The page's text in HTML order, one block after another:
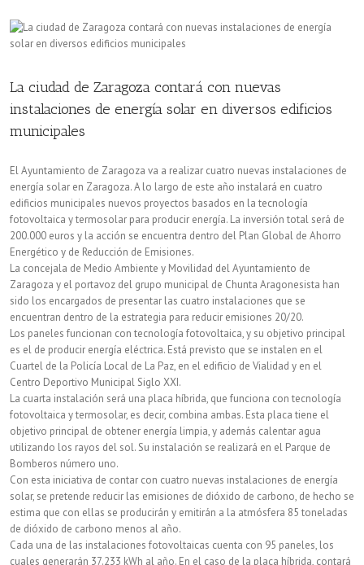
reducir
utilizando
energía
en
los
edificios
de
Zaragoza
La ciudad de Zaragoza contará con nuevas
instalaciones de energía solar en diversos edificios
municipales
El Ayuntamiento de Zaragoza va a realizar cuatro nuevas instalaciones de
energía solar en Zaragoza. A lo largo de este año instalará en cuatro
edificios municipales nuevos proyectos basados en la tecnología
fotovoltaica y termosolar para producir energía. La inversión total será de
200.000 euros y la acción se encuentra dentro del Plan Global de Ahorro
Energético y de Reducción de Emisiones.
La concejala de Medio Ambiente y Movilidad del Ayuntamiento de
Zaragoza y el portavoz del grupo municipal de Chunta Aragonesista han
sido los encargados de presentar las cuatro instalaciones que se
encuentran dentro de la estrategia para reducir emisiones 20/20.
Los paneles funcionan con tecnología fotovoltaica, y su objetivo principal
es el de producir energía eléctrica. Está previsto que se instalen en el
Cuartel de la Policía Local de La Paz, en el edificio de Vialidad y en el
Centro Deportivo Municipal Siglo XXI.
La cuarta instalación será una placa híbrida, que funciona con tecnología
fotovoltaica y termosolar, es decir, combina ambas. Esta placa tiene el
objetivo principal de obtener energía limpia, y además calentar agua
utilizando los rayos del sol. Su instalación se realizará en el Parque de
Bomberos número uno.
Con esta iniciativa de contar con cuatro nuevas instalaciones de energía
solar, se pretende reducir las emisiones de dióxido de carbono, de hecho se
estima que con ellas se producirán y emitirán a la atmósfera 85 toneladas
de dióxido de carbono menos al año.
Cada una de las instalaciones fotovoltaicas cuenta con 95 paneles, los
cuales generarán 37.233 kWh al año. En el caso de la placa híbrida, contará